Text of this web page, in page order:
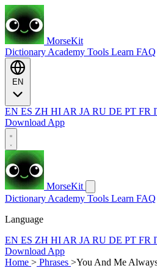
MorseKit
Dictionary Academy Tools Learn FAQ
EN ES ZH HI AR JA RU DE PT FR
Download App
MorseKit
Dictionary Academy Tools Learn FAQ
Language
EN ES ZH HI AR JA RU DE PT FR
Download App
Home > Phrases >You And Me